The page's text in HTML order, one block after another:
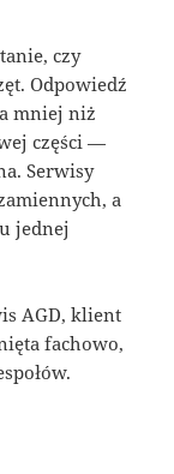
czy
Odpowiedź
mniej niż
części —
Serwisy
a
jednej
AGD, klient
fachowo,